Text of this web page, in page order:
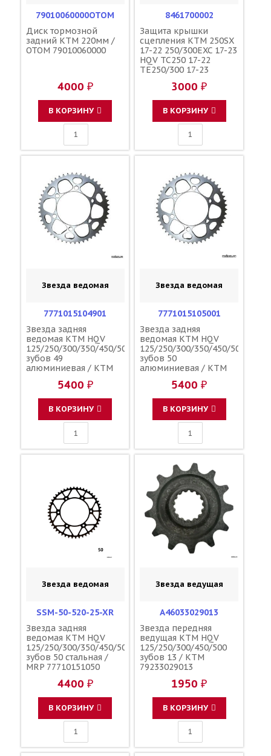
79010060000OTOM
Диск тормозной
задний KTM 220мм /
OTOM 79010060000
4000 ₽
В КОРЗИНУ
8461700002
Защита крышки
сцепления KTM 250SX
17-22 250/300EXC 17-23
HQV TC250 17-22
TE250/300 17-23
POLISPORT
5604415081224
3000 ₽
В КОРЗИНУ
Звезда ведомая
7771015104901
Звезда задняя
ведомая KTM HQV
125/250/300/350/450/500
зубов 49
алюминиевая / KTM
5400 ₽
В КОРЗИНУ
Звезда ведомая
7771015105001
Звезда задняя
ведомая KTM HQV
125/250/300/350/450/500
зубов 50
алюминиевая / KTM
5400 ₽
В КОРЗИНУ
Звезда ведомая
SSM-50-520-25-XR
Звезда задняя
ведомая KTM HQV
125/250/300/350/450/500
зубов 50 стальная /
MRP 77710151050
4400 ₽
В КОРЗИНУ
Звезда ведущая
A46033029013
Звезда передняя
ведущая KTM HQV
125/250/300/450/500
зубов 13 / KTM
79233029013
1950 ₽
В КОРЗИНУ